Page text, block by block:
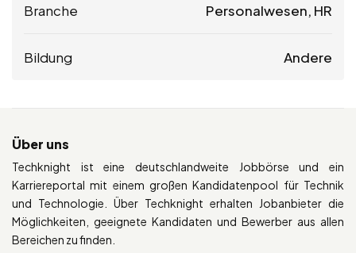
Branche Personalwesen, HR
Bildung Andere
Über uns
Techknight ist eine deutschlandweite Jobbörse und ein
Karriereportal mit einem großen Kandidatenpool für Technik
und Technologie. Über Techknight erhalten Jobanbieter die
Möglichkeiten, geeignete Kandidaten und Bewerber aus allen
Bereichen zu finden.